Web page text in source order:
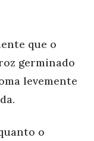
que o
germinado
levemente
o